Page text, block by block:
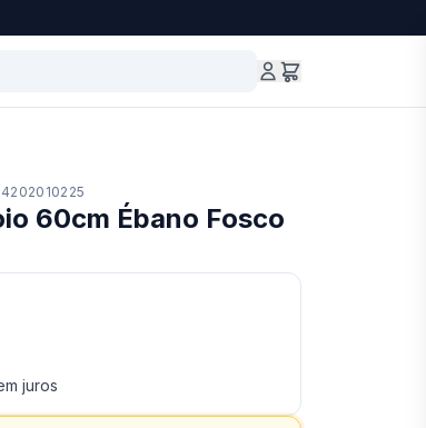
60cm Ébano Fosco
juros